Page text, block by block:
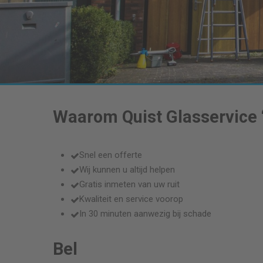
Waarom Quist Glasservice
Snel een offerte
Wij kunnen u altijd helpen
Gratis inmeten van uw ruit
Kwaliteit en service voorop
In 30 minuten aanwezig bij schade
Bel